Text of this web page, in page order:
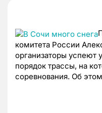
комитета России
организаторы успеют
порядок трассы, на
соревнования. Об